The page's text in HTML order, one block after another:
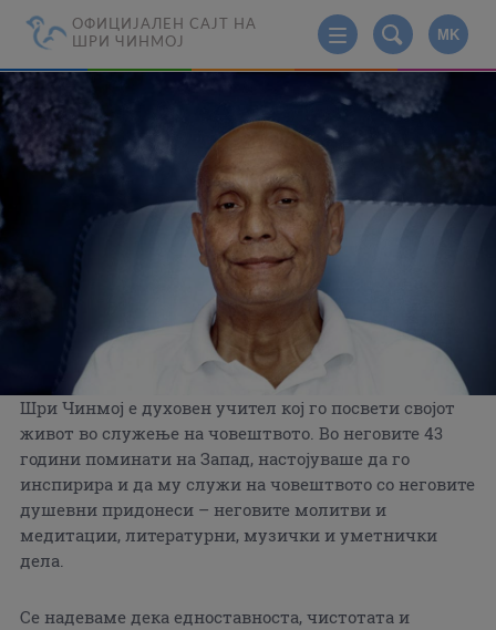
ОФИЦИЈАЛЕН САЈТ НА
ШРИ ЧИНМОЈ
MK
Шри Чинмој е духовен учител кој го посвети својот
живот во служење на човештвото. Во неговите 43
години поминати на Запад, настојуваше да го
инспирира и да му служи на човештвото со неговите
душевни придонеси – неговите молитви и
медитации, литературни, музички и уметнички
дела.
Се надеваме дека едноставноста, чистотата и